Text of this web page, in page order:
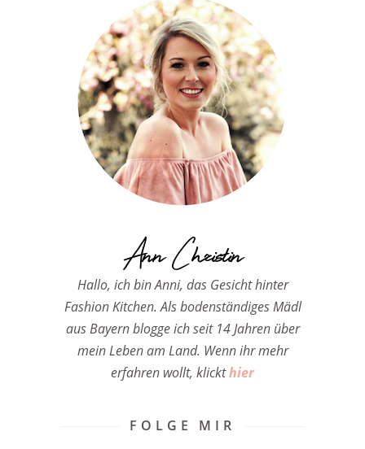
Ann Christin
Hallo, ich bin Anni, das Gesicht hinter
Fashion Kitchen. Als bodenständiges Mädl
aus Bayern blogge ich seit 14 Jahren über
mein Leben am Land. Wenn ihr mehr
erfahren wollt, klickthier
FOLGE MIR